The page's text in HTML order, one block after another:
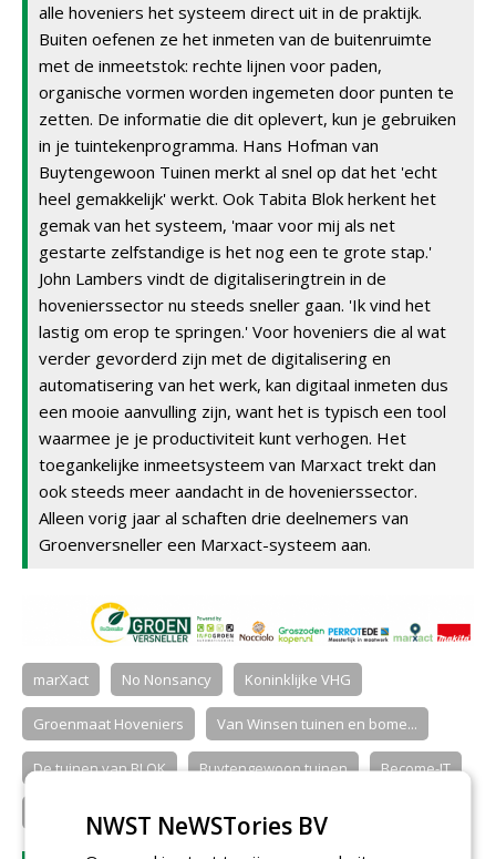
alle hoveniers het systeem direct uit in de praktijk.
Buiten oefenen ze het inmeten van de buitenruimte
met de inmeetstok: rechte lijnen voor paden,
organische vormen worden ingemeten door punten te
zetten. De informatie die dit oplevert, kun je gebruiken
in je tuintekenprogramma. Hans Hofman van
Buytengewoon Tuinen merkt al snel op dat het 'echt
heel gemakkelijk' werkt. Ook Tabita Blok herkent het
gemak van het systeem, 'maar voor mij als net
gestarte zelfstandige is het nog een te grote stap.'
John Lambers vindt de digitaliseringtrein in de
hovenierssector nu steeds sneller gaan. 'Ik vind het
lastig om erop te springen.' Voor hoveniers die al wat
verder gevorderd zijn met de digitalisering en
automatisering van het werk, kan digitaal inmeten dus
een mooie aanvulling zijn, want het is typisch een tool
waarmee je je productiviteit kunt verhogen. Het
toegankelijke inmeetsysteem van Marxact trekt dan
ook steeds meer aandacht in de hovenierssector.
Alleen vorig jaar al schaften drie deelnemers van
Groenversneller een Marxact-systeem aan.
marXact No Nonsancy Koninklijke VHG
Groenmaat Hoveniers Van Winsen tuinen en bome...
De tuinen van BLOK Buytengewoon tuinen Become-IT
PATRICK BAAS TUINEN
NWST NeWSTories BV